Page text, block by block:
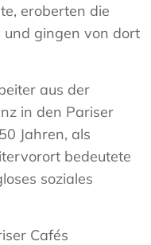
eroberten die
und gingen von dort
aus der
in den Pariser
Jahren, als
bedeutete
soziales
Cafés